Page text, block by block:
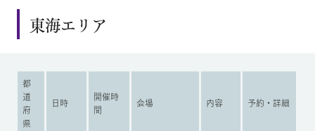
東海エリア
都
道
府
県
日時
開催時
間
会場 内容 予約・詳細